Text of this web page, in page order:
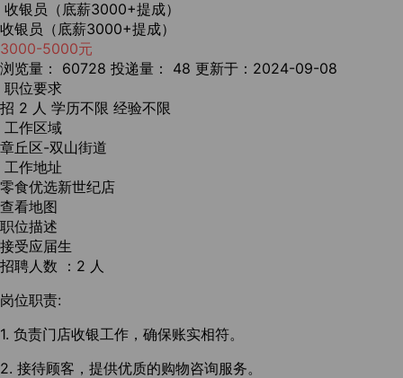
收银员（底薪3000+提成）
收银员（底薪3000+提成）
3000-5000元
浏览量： 60728 投递量： 48 更新于：2024-09-08
职位要求
招 2 人 学历不限 经验不限
工作区域
章丘区-双山街道
工作地址
零食优选新世纪店
查看地图
职位描述
接受应届生
招聘人数 ：2 人
岗位职责:
1. 负责门店收银工作，确保账实相符。
2. 接待顾客，提供优质的购物咨询服务。